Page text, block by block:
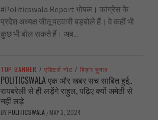
#Politicswala Report भोपल। कांग्रेस के
प्रदेश अध्यक्ष जीतू पटवारी बड़बोले हैं। वे कहीं भी
कुछ भी बोल सकते हैं। अब...
TOP BANNER / एडिटर्स नोट / बिहार चुनाव
POLITICSWALA एक और खबर सच साबित हुई..
रायबरेली से ही लड़ेंगे राहुल, पढ़िए क्यों अमेठी से
नहीं लड़े
BY POLITICSWALA / MAY 3, 2024